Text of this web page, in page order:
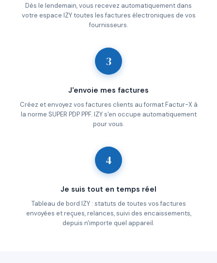
Dès le lendemain, vous recevez automatiquement dans
votre espace IZY toutes les factures électroniques de vos
fournisseurs.
3
J'envoie mes factures
Créez et envoyez vos factures clients au format Factur-X à
la norme SUPER PDP PPF. IZY s'en occupe automatiquement
pour vous.
4
Je suis tout en temps réel
Tableau de bord IZY : statuts de toutes vos factures
envoyées et reçues, relances, suivi des encaissements,
depuis n'importe quel appareil.